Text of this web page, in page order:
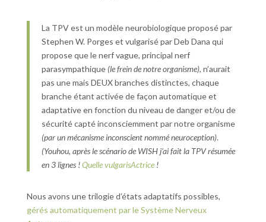
La TPV est un modèle neurobiologique proposé par
Stephen W. Porges et vulgarisé par Deb Dana qui
propose que le nerf vague, principal nerf
parasympathique(le frein de notre organisme), n’aurait
pas une mais DEUX branches distinctes, chaque
branche étant activée de façon automatique et
adaptative en fonction du niveau de danger et/ou de
sécurité capté inconsciemment par notre organisme
(par un mécanisme inconscient nommé neuroception).
(Youhou, après le scénario de WISH j’ai fait la TPV résumée
en 3 lignes !Quelle vulgarisActrice!
Nous avons une trilogie d’états adaptatifs possibles,
gérés automatiquement par le Système Nerveux